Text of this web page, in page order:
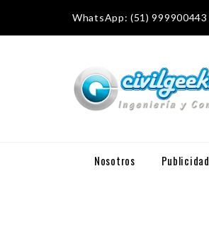
WhatsApp: (51) 999900443
Nosotros Publicidad